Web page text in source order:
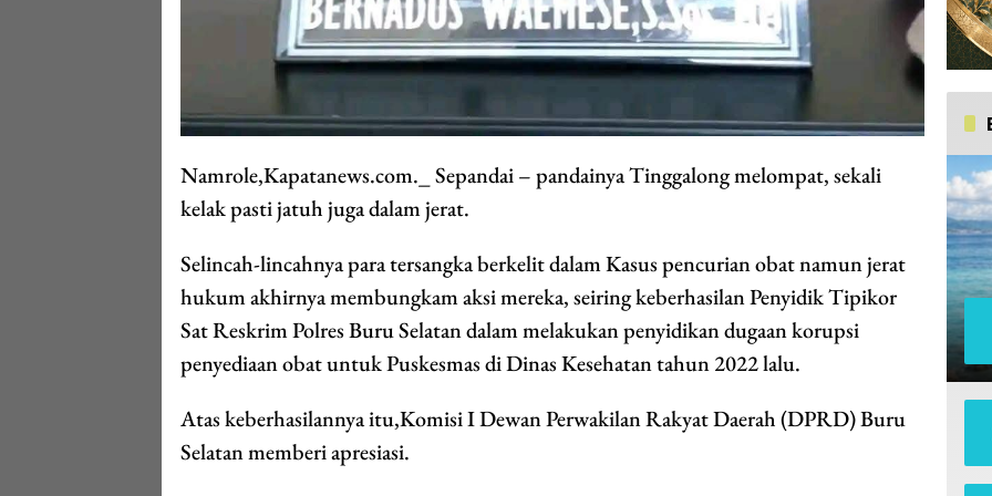
Namrole,Kapatanews.com._ Sepandai – pandainya Tinggalong melompat, sekali
kelak pasti jatuh juga dalam jerat.
Selincah-lincahnya para tersangka berkelit dalam Kasus pencurian obat namun jerat
hukum akhirnya membungkam aksi mereka, seiring keberhasilan Penyidik Tipikor
Sat Reskrim Polres Buru Selatan dalam melakukan penyidikan dugaan korupsi
penyediaan obat untuk Puskesmas di Dinas Kesehatan tahun 2022 lalu.
Atas keberhasilannya itu,Komisi I Dewan Perwakilan Rakyat Daerah (DPRD) Buru
Selatan memberi apresiasi.